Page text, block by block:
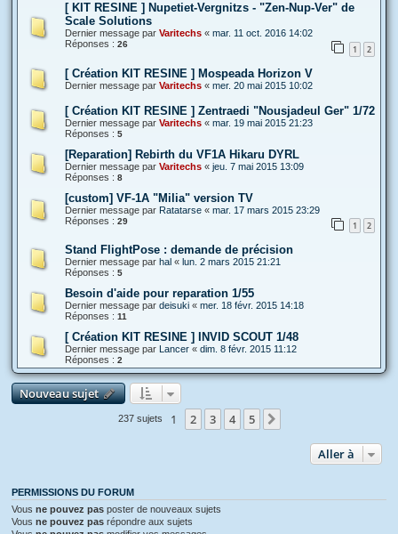
[ KIT RESINE ] Nupetiet-Vergnitzs - "Zen-Nup-Ver" de
Scale Solutions
Dernier message par Varitechs « mar. 11 oct. 2016 14:02
Réponses : 26 1 2
[ Création KIT RESINE ] Mospeada Horizon V
Dernier message par Varitechs « mer. 20 mai 2015 10:02
[ Création KIT RESINE ] Zentraedi "Nousjadeul Ger" 1/72
Dernier message par Varitechs « mar. 19 mai 2015 21:23
Réponses : 5
[Reparation] Rebirth du VF1A Hikaru DYRL
Dernier message par Varitechs « jeu. 7 mai 2015 13:09
Réponses : 8
[custom] VF-1A "Milia" version TV
Dernier message par Ratatarse « mar. 17 mars 2015 23:29
Réponses : 29 1 2
Stand FlightPose : demande de précision
Dernier message par hal « lun. 2 mars 2015 21:21
Réponses : 5
Besoin d'aide pour reparation 1/55
Dernier message par deisuki « mer. 18 févr. 2015 14:18
Réponses : 11
[ Création KIT RESINE ] INVID SCOUT 1/48
Dernier message par Lancer « dim. 8 févr. 2015 11:12
Réponses : 2
Nouveau sujet
237 sujets 1 2 3 4 5
Aller à
PERMISSIONS DU FORUM
Vous ne pouvez pas poster de nouveaux sujets
Vous ne pouvez pas répondre aux sujets